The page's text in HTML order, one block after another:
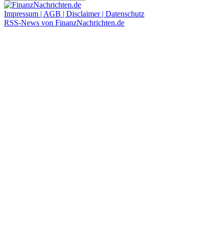
Impressum | AGB | Disclaimer | Datenschutz
RSS-News von FinanzNachrichten.de